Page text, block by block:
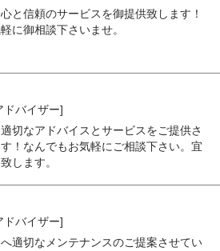
と信頼のサービスを御提供致します！
に御相談下さいませ。
ドバイザー]
切なアドバイスとサービスをご提供さ
！なんでもお気軽にご相談下さい。宜
します。
ドバイザー]
適切なメンテナンスのご提案させてい